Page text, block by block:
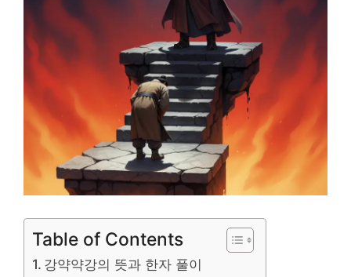
Table of Contents
강약약강의 뜻과 한자 풀이